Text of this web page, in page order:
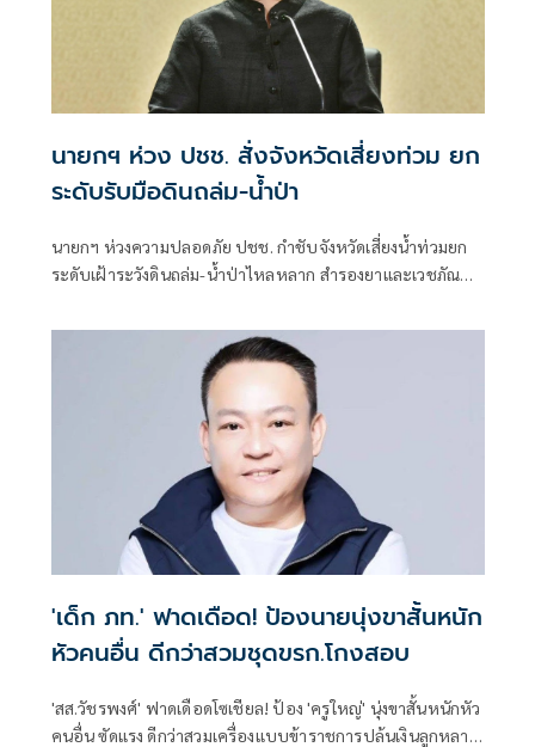
นายกฯ ห่วง ปชช. สั่งจังหวัดเสี่ยงท่วม ยก
ระดับรับมือดินถล่ม-น้ำป่า
นายกฯ ห่วงความปลอดภัย ปชช. กำชับจังหวัดเสี่ยงน้ำท่วมยก
ระดับเฝ้าระวังดินถล่ม-น้ำป่าไหลหลาก สำรองยาและเวชภัณฑ์
'เด็ก ภท.' ฟาดเดือด! ป้องนายนุ่งขาสั้นหนัก
หัวคนอื่น ดีกว่าสวมชุดขรก.โกงสอบ
'สส.วัชรพงศ์' ฟาดเดือดโซเชียล! ป้อง 'ครูใหญ่' นุ่งขาสั้นหนักหัว
คนอื่น ซัดแรง ดีกว่าสวมเครื่องแบบข้าราชการปล้นเงินลูกหลาน